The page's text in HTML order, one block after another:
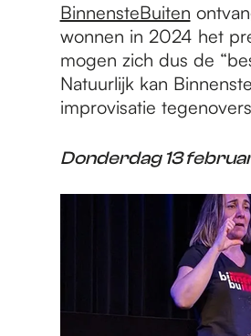
BinnensteBuiten
wonnen in 2024 het
mogen zich dus de
Natuurlijk kan
improvisatie
Donderdag 13